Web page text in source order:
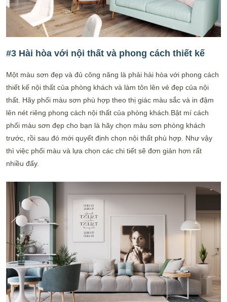
#3 Hài hòa với nội thất và phong cách thiết kế
Một màu sơn đẹp và đủ công năng là phải hài hòa với phong cách
thiết kế nội thất của phòng khách và làm tôn lên vẻ đẹp của nội
thất. Hãy phối màu sơn phù hợp theo thị giác màu sắc và in đậm
lên nét riêng phong cách nội thất của phòng khách.Bật mí cách
phối màu sơn đẹp cho bạn là hãy chọn màu sơn phòng khách
trước, rồi sau đó mới quyết định chọn nội thất phù hợp. Như vậy
thì việc phối màu và lựa chọn các chi tiết sẽ đơn giản hơn rất
nhiều đấy.